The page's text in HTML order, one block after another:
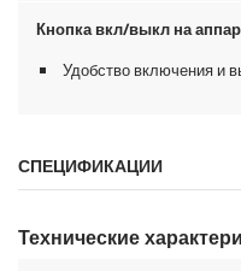
Кнопка вкл/выкл на
Удобство включения и
СПЕЦИФИКАЦИИ
Технические